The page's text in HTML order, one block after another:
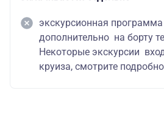
экскурсионная программа
дополнительно на борту
Некоторые экскурсии
круиза, смотрите